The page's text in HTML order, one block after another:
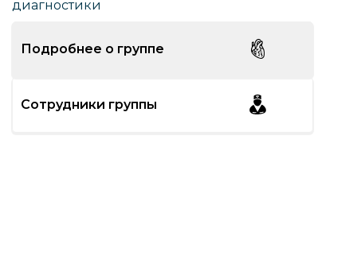
диагностики
Подробнее о группе
Сотрудники группы